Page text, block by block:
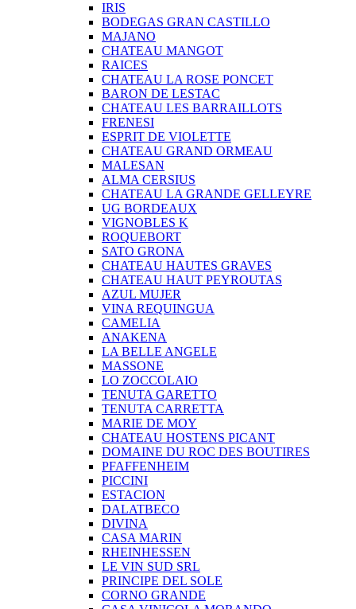
IRIS
BODEGAS GRAN CASTILLO
MAJANO
CHATEAU MANGOT
RAICES
CHATEAU LA ROSE PONCET
BARON DE LESTAC
CHATEAU LES BARRAILLOTS
FRENESI
ESPRIT DE VIOLETTE
CHATEAU GRAND ORMEAU
MALESAN
ALMA CERSIUS
CHATEAU LA GRANDE GELLEYRE
UG BORDEAUX
VIGNOBLES K
ROQUEBORT
SATO GRONA
CHATEAU HAUTES GRAVES
CHATEAU HAUT PEYROUTAS
AZUL MUJER
VINA REQUINGUA
CAMELIA
ANAKENA
LA BELLE ANGELE
MASSONE
LO ZOCCOLAIO
TENUTA GARETTO
TENUTA CARRETTA
MARIE DE MOY
CHATEAU HOSTENS PICANT
DOMAINE DU ROC DES BOUTIRES
PFAFFENHEIM
PICCINI
ESTACION
DALATBECO
DIVINA
CASA MARIN
RHEINHESSEN
LE VIN SUD SRL
PRINCIPE DEL SOLE
CORNO GRANDE